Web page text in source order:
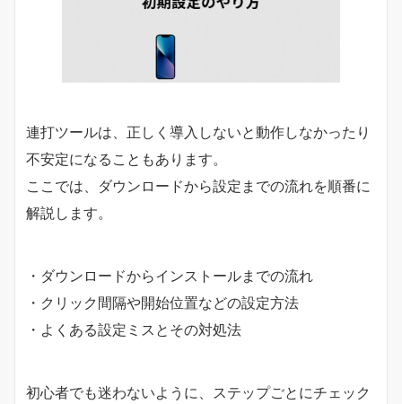
連打ツールは、正しく導入しないと動作しなかったり
不安定になることもあります。
ここでは、ダウンロードから設定までの流れを順番に
解説します。
・ダウンロードからインストールまでの流れ
・クリック間隔や開始位置などの設定方法
・よくある設定ミスとその対処法
初心者でも迷わないように、ステップごとにチェック